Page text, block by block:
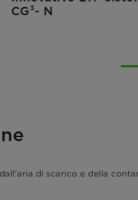
CG³- N
di scarico e della